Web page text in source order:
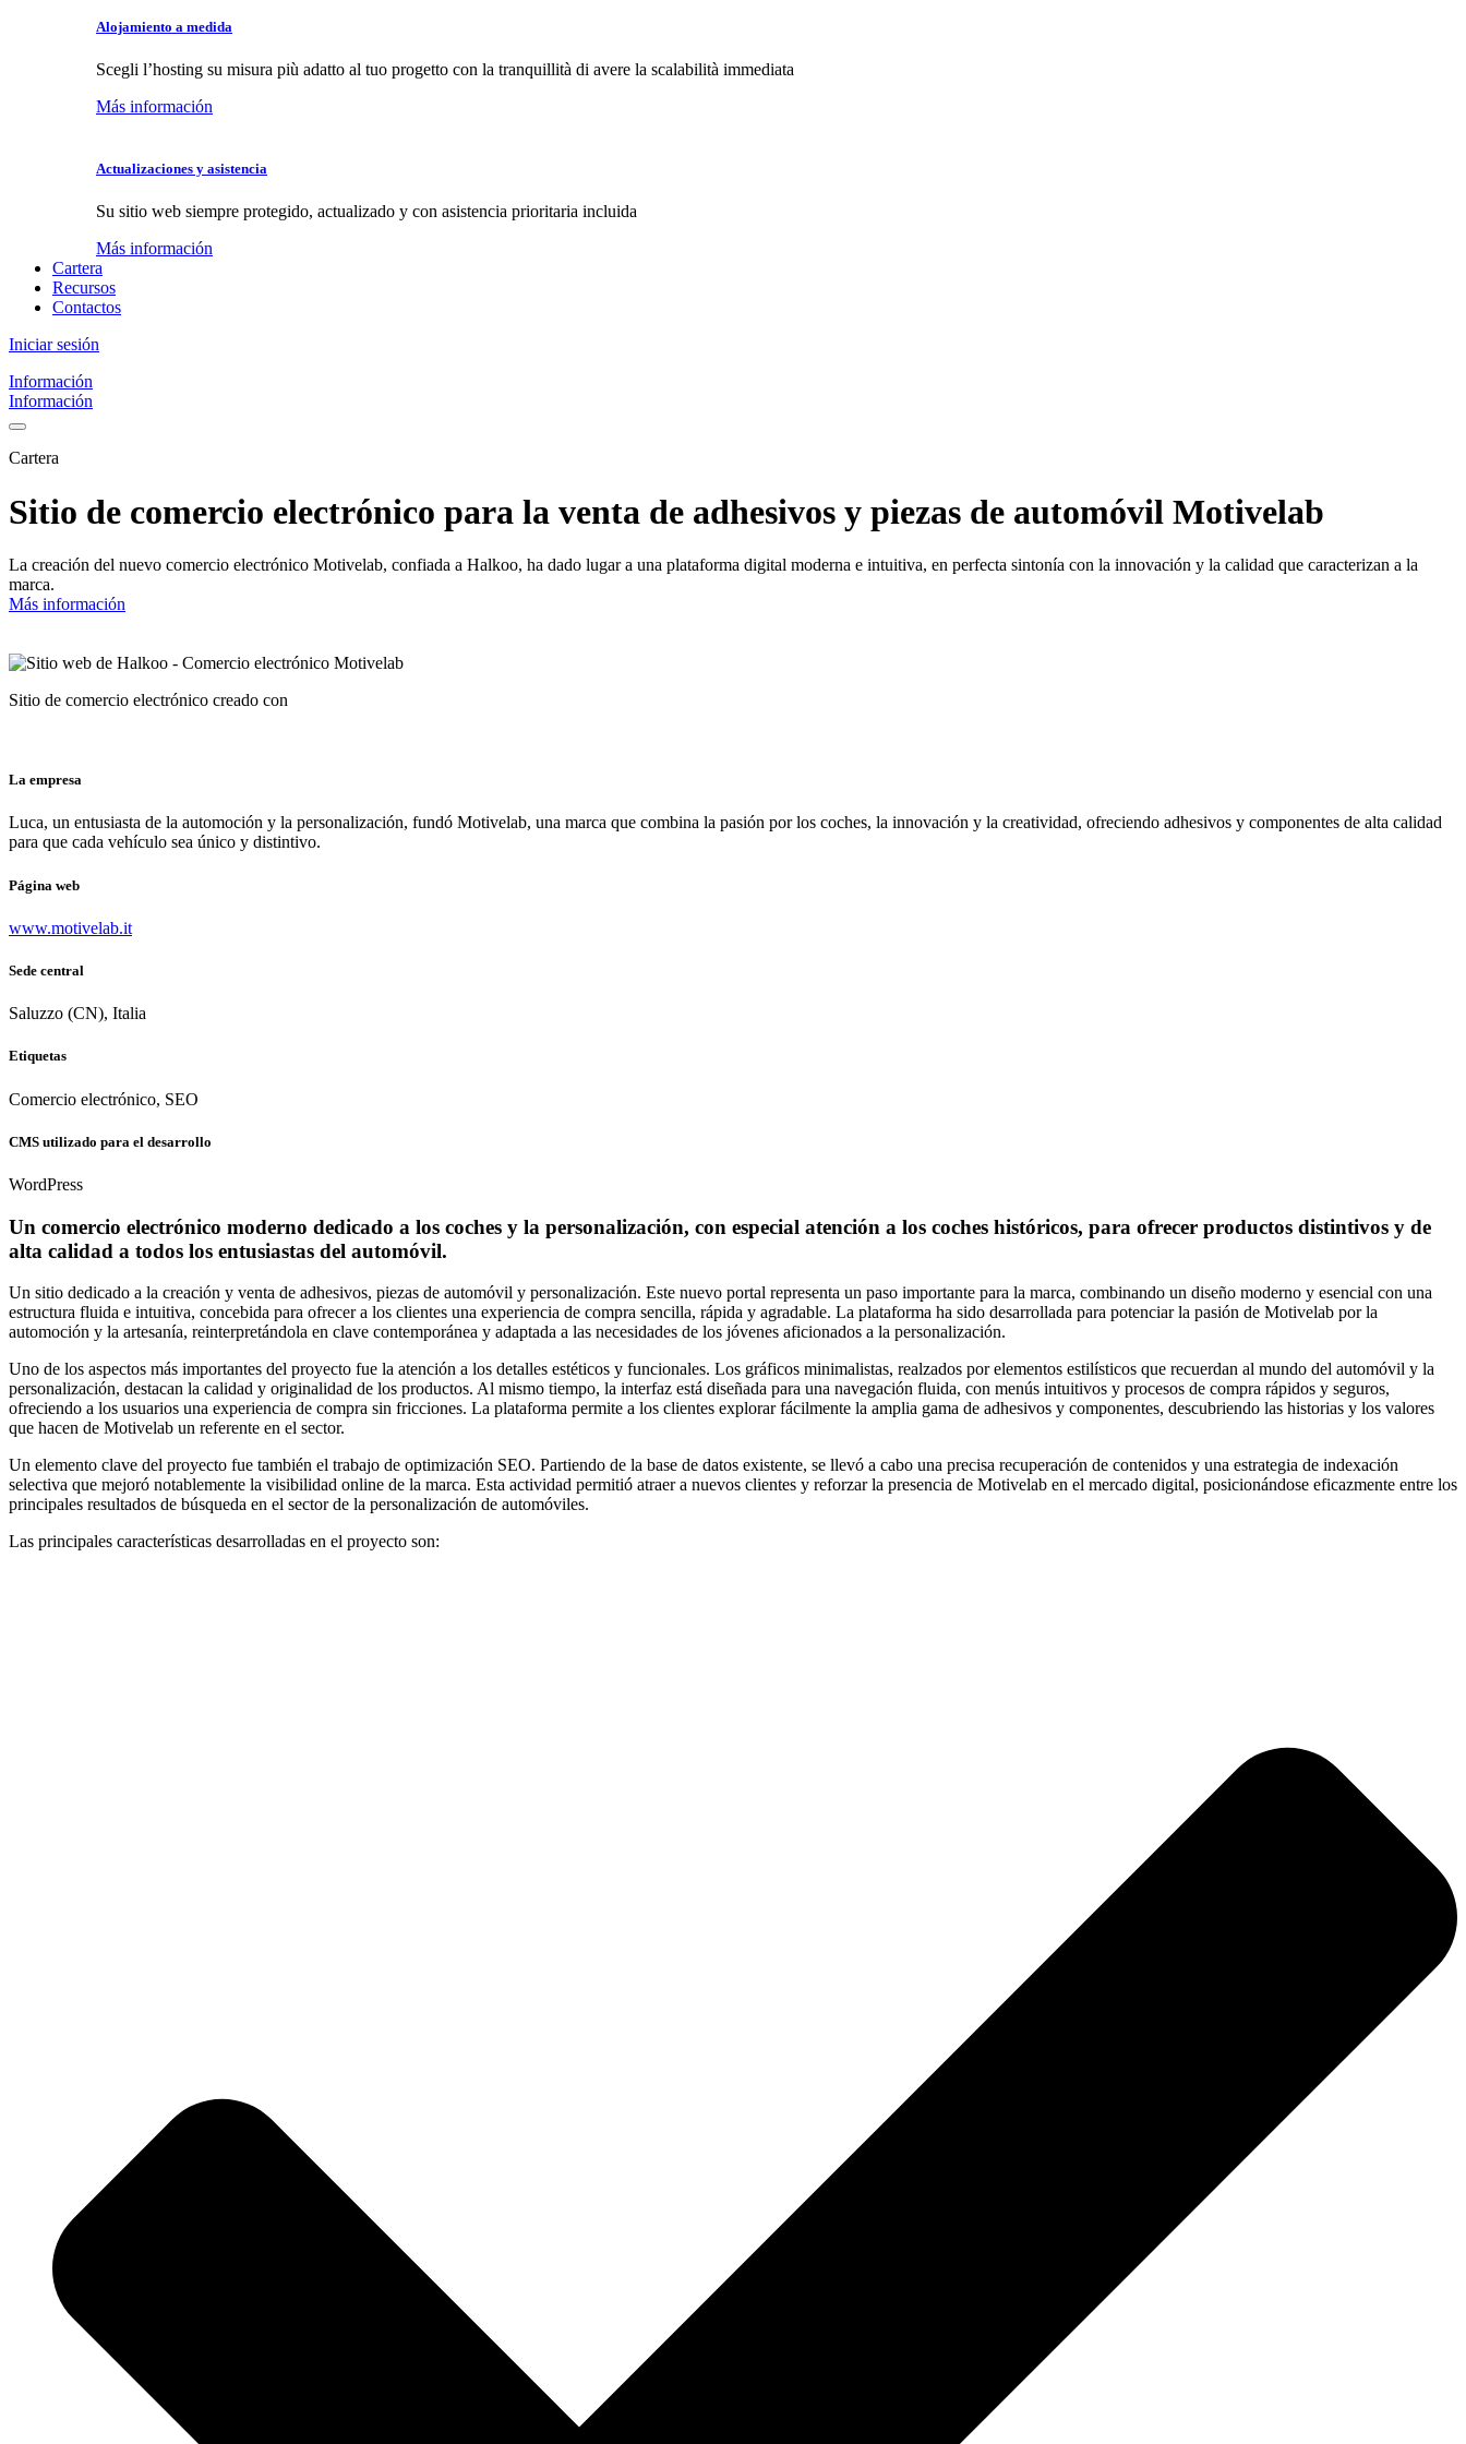
Alojamiento a medida
Scegli l’hosting su misura più adatto al tuo progetto con la tranquillità di avere la scalabilità immediata
Más información
Actualizaciones y asistencia
Su sitio web siempre protegido, actualizado y con asistencia prioritaria incluida
Más información
Cartera
Recursos
Contactos
Iniciar sesión
Información
Información
Cartera
Sitio de comercio electrónico para la venta de adhesivos y piezas de automóvil Motivelab
La creación del nuevo comercio electrónico Motivelab, confiada a Halkoo, ha dado lugar a una plataforma digital moderna e intuitiva, en perfecta sintonía con la innovación y la calidad que caracterizan a la
marca.
Más información
Sitio de comercio electrónico creado con
La empresa
Luca, un entusiasta de la automoción y la personalización, fundó Motivelab, una marca que combina la pasión por los coches, la innovación y la creatividad, ofreciendo adhesivos y componentes de alta calidad
para que cada vehículo sea único y distintivo.
Página web
www.motivelab.it
Sede central
Saluzzo (CN), Italia
Etiquetas
Comercio electrónico, SEO
CMS utilizado para el desarrollo
WordPress
Un comercio electrónico moderno dedicado a los coches y la personalización, con especial atención a los coches históricos, para ofrecer productos distintivos y de
alta calidad a todos los entusiastas del automóvil.
Un sitio dedicado a la creación y venta de adhesivos, piezas de automóvil y personalización. Este nuevo portal representa un paso importante para la marca, combinando un diseño moderno y esencial con una
estructura fluida e intuitiva, concebida para ofrecer a los clientes una experiencia de compra sencilla, rápida y agradable. La plataforma ha sido desarrollada para potenciar la pasión de Motivelab por la
automoción y la artesanía, reinterpretándola en clave contemporánea y adaptada a las necesidades de los jóvenes aficionados a la personalización.
Uno de los aspectos más importantes del proyecto fue la atención a los detalles estéticos y funcionales. Los gráficos minimalistas, realzados por elementos estilísticos que recuerdan al mundo del automóvil y la
personalización, destacan la calidad y originalidad de los productos. Al mismo tiempo, la interfaz está diseñada para una navegación fluida, con menús intuitivos y procesos de compra rápidos y seguros,
ofreciendo a los usuarios una experiencia de compra sin fricciones. La plataforma permite a los clientes explorar fácilmente la amplia gama de adhesivos y componentes, descubriendo las historias y los valores
que hacen de Motivelab un referente en el sector.
Un elemento clave del proyecto fue también el trabajo de optimización SEO. Partiendo de la base de datos existente, se llevó a cabo una precisa recuperación de contenidos y una estrategia de indexación
selectiva que mejoró notablemente la visibilidad online de la marca. Esta actividad permitió atraer a nuevos clientes y reforzar la presencia de Motivelab en el mercado digital, posicionándose eficazmente entre los
principales resultados de búsqueda en el sector de la personalización de automóviles.
Las principales características desarrolladas en el proyecto son: